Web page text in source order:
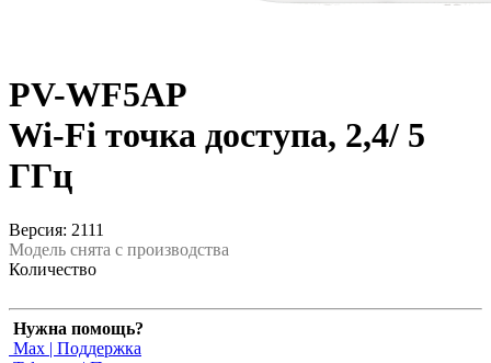
PV-WF5AP
Wi-Fi точка доступа, 2,4/ 5
ГГц
Версия: 2111
Модель снята с производства
Количество
Нужна помощь?
Max | Поддержка